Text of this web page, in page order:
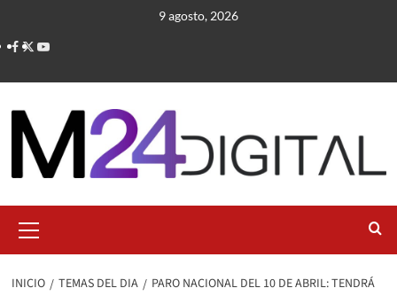
contenido
9 agosto, 2026
primario
INICIO TEMAS DEL DIA
PARO NACIONAL DEL 10 DE ABRIL: TENDRÁ